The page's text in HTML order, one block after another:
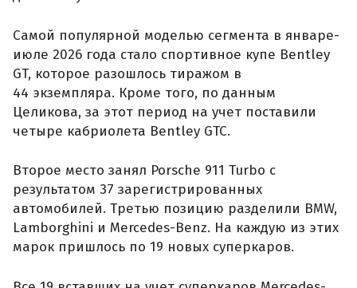
Самой популярной моделью сегмента в январе-
июле 2026 года стало спортивное купе Bentley
GT, которое разошлось тиражом в
44 экземпляра. Кроме того, по данным
Целикова, за этот период на учет поставили
четыре кабриолета Bentley GTC.
Второе место занял Porsche 911 Turbo с
результатом 37 зарегистрированных
автомобилей. Третью позицию разделили BMW,
Lamborghini и Mercedes-Benz. На каждую из этих
марок пришлось по 19 новых суперкаров.